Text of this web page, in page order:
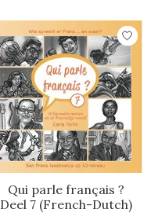
Qui parle français ?
Deel 7 (French-Dutch)